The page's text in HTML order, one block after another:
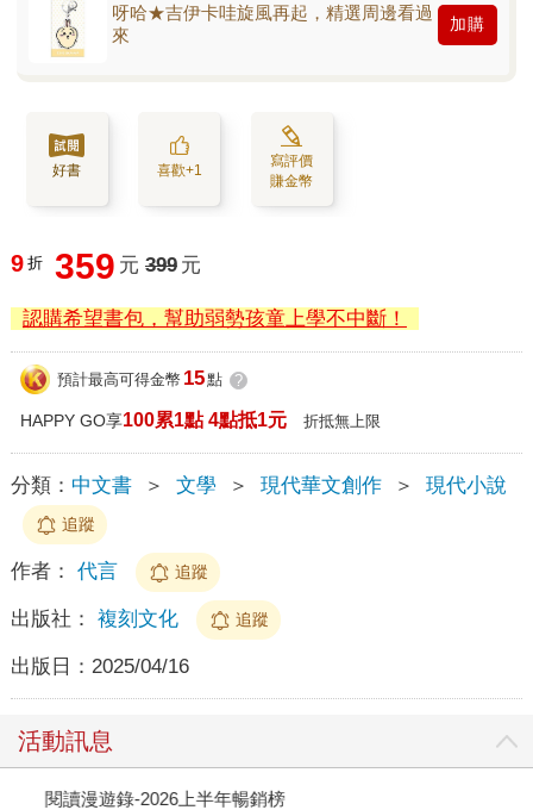
呀哈★吉伊卡哇旋風再起，精選周邊看過
來
加購
好書 喜歡+1
寫評價
賺金幣
9 折 359 元 399 元
認購希望書包，幫助弱勢孩童上學不中斷！
預計最高可得金幣 15點 ?
HAPPY GO享100累1點 4點抵1元 折抵無上限
分類： 中文書 ＞ 文學 ＞ 現代華文創作 ＞ 現代小說
追蹤
作者： 代言 追蹤
出版社： 複刻文化 追蹤
出版日： 2025/04/16
活動訊息
閱讀漫遊錄-2026上半年暢銷榜